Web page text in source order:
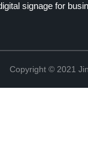
signage for
Copyright © 2021